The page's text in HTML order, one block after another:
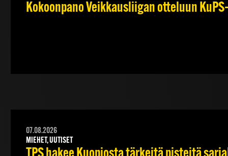
Kokoonpano Veikkausliigan otteluun
07.08.2026
MIEHET, UUTISET